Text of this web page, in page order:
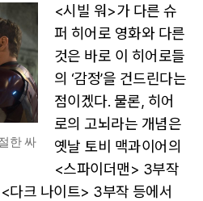
한 싸
<시빌 워>가 다른 슈
퍼 히어로 영화와 다른
것은 바로 이 히어로들
의 ‘감정’을 건드린다는
점이겠다. 물론, 히어
로의 고뇌라는 개념은
옛날 토비 맥과이어의
<스파이더맨> 3부작
다크 나이트> 3부작 등에서